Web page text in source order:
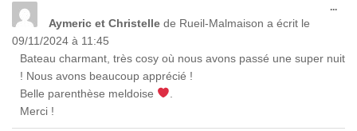
Aymeric et Christelle de Rueil-Malmaison a écrit le
09/11/2024 à 11:45
Bateau charmant, très cosy où nous avons passé une super nuit
! Nous avons beaucoup apprécié !
Belle parenthèse meldoise
Merci !
...